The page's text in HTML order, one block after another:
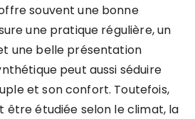
souvent une bonne
une pratique régulière, un
une belle présentation
peut aussi séduire
et son confort. Toutefois,
être étudiée selon le climat, la